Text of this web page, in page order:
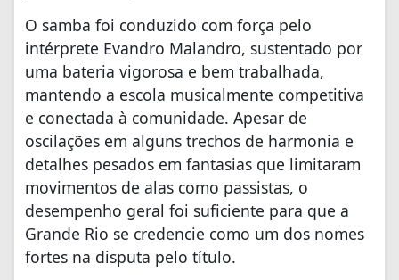
O samba foi conduzido com força pelo
intérprete Evandro Malandro, sustentado por
uma bateria vigorosa e bem trabalhada,
mantendo a escola musicalmente competitiva
e conectada à comunidade. Apesar de
oscilações em alguns trechos de harmonia e
detalhes pesados em fantasias que limitaram
movimentos de alas como passistas, o
desempenho geral foi suficiente para que a
Grande Rio se credencie como um dos nomes
fortes na disputa pelo título.